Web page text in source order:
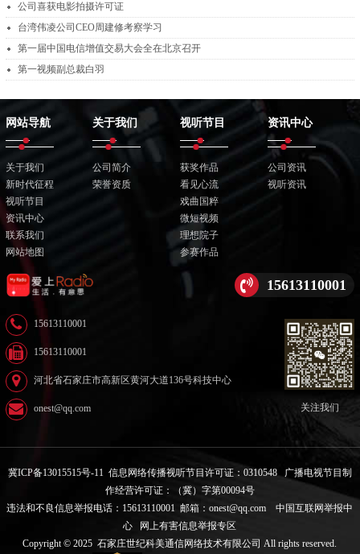
公司喜获电影拍摄许可证
台湾伟凌公司CEO周建修考察学习
第一届中国电信增值交易大会全在北京召开
第一视频副总裁白羽
网站导航
关于我们
新时代征程
视听节目
资讯中心
联系我们
网站地图
关于我们
公司简介
荣誉资质
视听节目
获奖作品
看见心流
戏曲国粹
微短视频
理想院子
参赛作品
资讯中心
公司资讯
视听资讯
15613110001
15613110001
15613110001
河北省石家庄市高新区黄河大道136号科技中心
onest@qq.com 关注我们
冀ICP备13015515号-11 信息网络传播视听节目许可证：0310548
广播电视节目制
作经营许可证：（冀）字第00094号
违法和不良信息举报电话：15613110001 邮箱：onest@qq.com中国互联网举报中
心
网上有害信息举报专区
Copyright © 2025 石家庄世纪科美通信网络技术有限公司 All rights reserved.